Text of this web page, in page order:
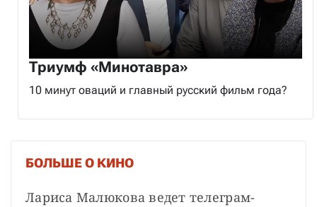
Триумф «Минотавра»
10 минут оваций и главный русский фильм года?
БОЛЬШЕ О КИНО
Лариса Малюкова ведет телеграм-